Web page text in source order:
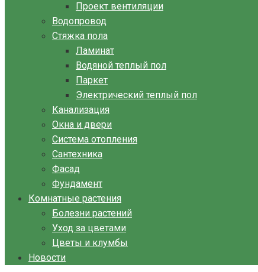
Проект вентиляции
Водопровод
Стяжка пола
Ламинат
Водяной теплый пол
Паркет
Электрический теплый пол
Канализация
Окна и двери
Система отопления
Сантехника
Фасад
Фундамент
Комнатные растения
Болезни растений
Уход за цветами
Цветы и клумбы
Новости